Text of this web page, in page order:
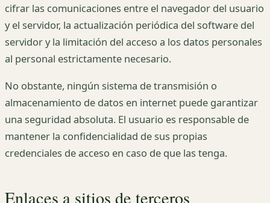
cifrar las comunicaciones entre el navegador del usuario
y el servidor, la actualización periódica del software del
servidor y la limitación del acceso a los datos personales
al personal estrictamente necesario.
No obstante, ningún sistema de transmisión o
almacenamiento de datos en internet puede garantizar
una seguridad absoluta. El usuario es responsable de
mantener la confidencialidad de sus propias
credenciales de acceso en caso de que las tenga.
Enlaces a sitios de terceros